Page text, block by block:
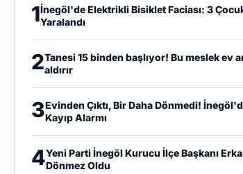
1İnegöl'de Elektrikli Bisiklet Faciası: 3
Yaralandı
2Tanesi 15 binden başlıyor! Bu meslek ev
aldırır
3Evinden Çıktı, Bir Daha Dönmedi!
Kayıp Alarmı
4Yeni Parti İnegöl Kurucu İlçe Başkanı
Dönmez Oldu